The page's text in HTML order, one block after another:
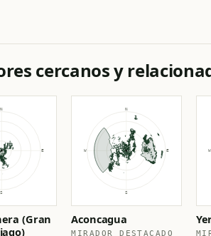
cercanos y
(Gran
Aconcagua
MIRADOR DESTACADO